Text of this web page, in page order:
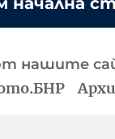
нашите